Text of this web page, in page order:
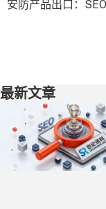
安防产品出口：
最新文章